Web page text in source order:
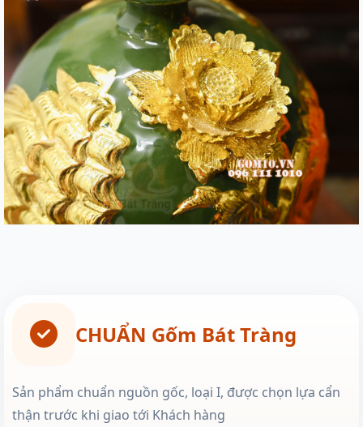
CHUẨN Gốm Bát Tràng
Sản phẩm chuẩn nguồn gốc, loại I, được chọn lựa cẩn
thận trước khi giao tới Khách hàng